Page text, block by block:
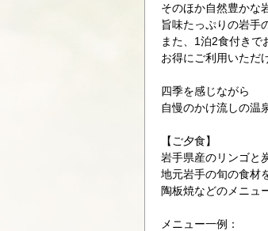
そのほか自然豊かな
旨味たっぷりの岩手
また、1泊2食付きで
お得にご利用いただ
四季を感じながら
自慢のかけ流しの温
【ご夕食】
岩手県産のリンゴと
地元岩手の旬の食材
陶板焼などのメニュ
メニュー一例：